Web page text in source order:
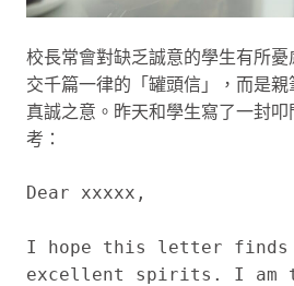
校長常會對缺乏誠意的學生有所
交千篇一律的「罐頭信」，而是
真誠之意。昨天和學生寫了一封
考：
Dear xxxxx,
I hope this letter finds
excellent spirits. I am